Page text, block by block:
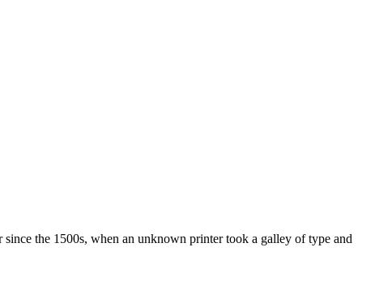
the 1500s, when an unknown printer took a galley of type and